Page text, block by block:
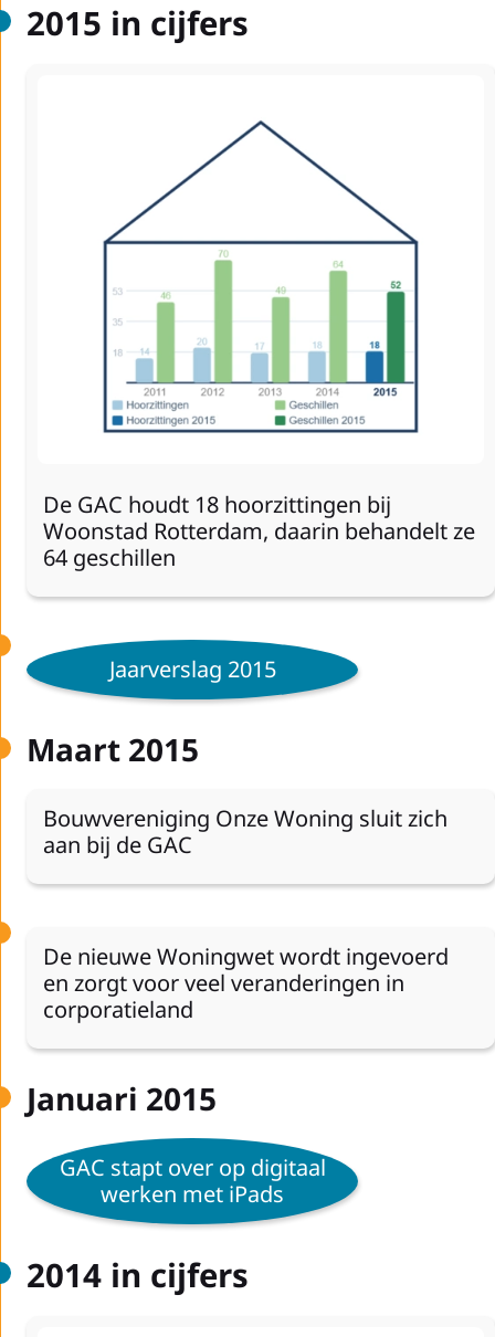
2015 in cijfers
De GAC houdt 18 hoorzittingen bij
Woonstad Rotterdam, daarin behandelt ze
64 geschillen
Jaarverslag 2015
Maart 2015
Bouwvereniging Onze Woning sluit zich
aan bij de GAC
De nieuwe Woningwet wordt ingevoerd
en zorgt voor veel veranderingen in
corporatieland
Januari 2015
GAC stapt over op digitaal
werken met iPads
2014 in cijfers